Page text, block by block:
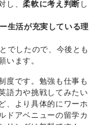
し、柔軟に考え判断し
生活が充実している理
でしたので、今後とも
います。
度です。勉強も仕事も
語力や挑戦してみたい
、より具体的にワーホ
ドアベニューの留学カ